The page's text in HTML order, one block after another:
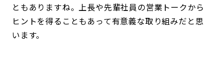
ともありますね。上長や先輩社員の営業トークから
ヒントを得ることもあって有意義な取り組みだと思
います。